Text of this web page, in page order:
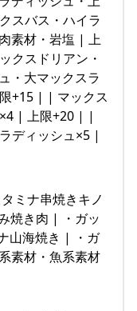
スバス・ハイラ
素材・岩塩 | 上
クスドリアン・
・大マックスラ
+15 | | マックス
| 上限+20 | |
ディッシュ×5 |
ナ串焼きキノ
焼き肉 | ・ガッ
山海焼き | ・ガ
素材・魚系素材